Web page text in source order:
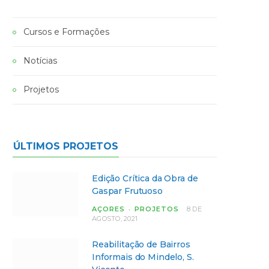
Cursos e Formações
Notícias
Projetos
ÚLTIMOS PROJETOS
Edição Crítica da Obra de
Gaspar Frutuoso
AÇORES PROJETOS
8 DE
AGOSTO, 2021
Reabilitação de Bairros
Informais do Mindelo, S.